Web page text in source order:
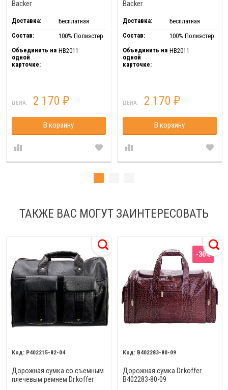
Backer
Доставка:
Бесплатная
Состав:
100% Полиэстер
Объединить на
одной
карточке:
HB2011
ЦЕНА: 2 170 ₽
В корзину
Backer
Доставка:
Бесплатная
Состав:
100% Полиэстер
Объединить на
одной
карточке:
HB2011
ЦЕНА: 2 170 ₽
В корзину
ТАКЖЕ ВАС МОГУТ ЗАИНТЕРЕСОВАТЬ
P402215-82-04
Дорожная сумка со съемным
плечевым ремнем Dr.koffer
-30%
B402283-80-09
Дорожная сумка Dr.koffer
B402283-80-09